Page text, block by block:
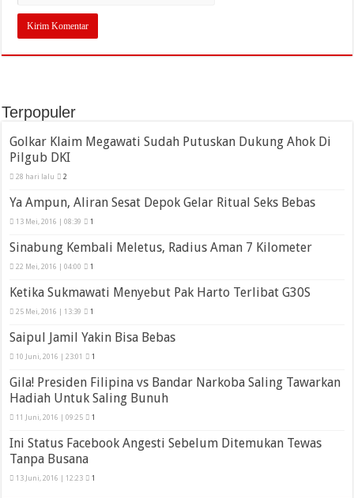
Terpopuler
Golkar Klaim Megawati Sudah Putuskan Dukung Ahok Di
Pilgub DKI
28 hari lalu 2
Ya Ampun, Aliran Sesat Depok Gelar Ritual Seks Bebas
13 Mei, 2016 | 08:39 1
Sinabung Kembali Meletus, Radius Aman 7 Kilometer
22 Mei, 2016 | 04:00 1
Ketika Sukmawati Menyebut Pak Harto Terlibat G30S
25 Mei, 2016 | 13:39 1
Saipul Jamil Yakin Bisa Bebas
10 Juni, 2016 | 23:01 1
Gila! Presiden Filipina vs Bandar Narkoba Saling Tawarkan
Hadiah Untuk Saling Bunuh
11 Juni, 2016 | 09:25 1
Ini Status Facebook Angesti Sebelum Ditemukan Tewas
Tanpa Busana
13 Juni, 2016 | 12:23 1